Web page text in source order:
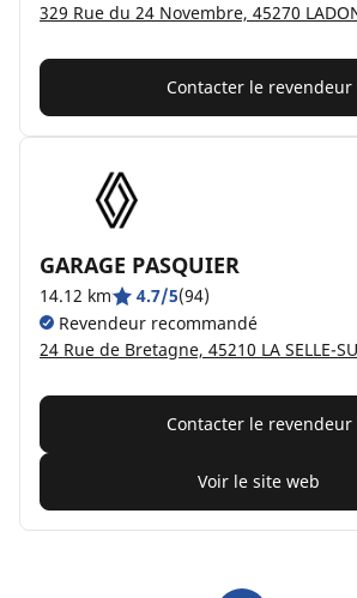
329 Rue du 24 Novembre, 45270
Contacter le revendeur
GARAGE PASQUIER
14.12 km 4.7/5(94)
Revendeur recommandé
24 Rue de Bretagne, 45210 LA SELLE-
Contacter le revendeur
Voir le site web